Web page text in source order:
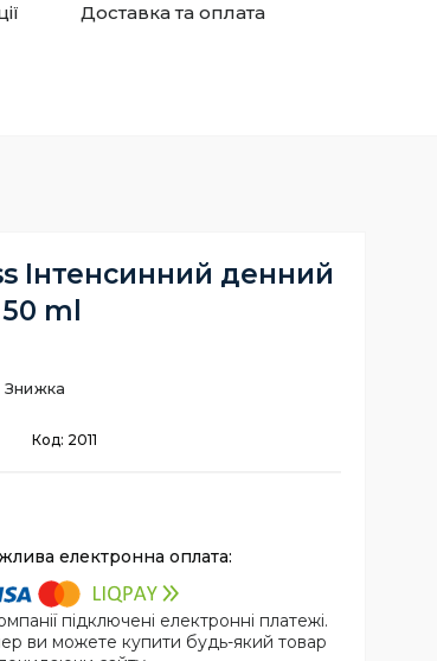
Доставка та оплата
Інтенсинний денний
ml
Код: 2011
підключені електронні платежі.
ви можете купити будь-який товар